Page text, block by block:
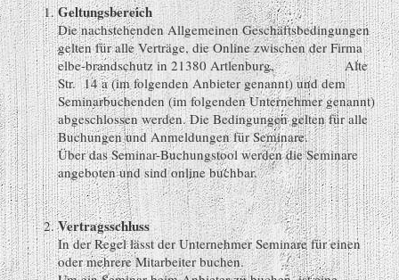
Geltungsbereich
Die nachstehenden Allgemeinen Geschäftsbedingungen
gelten für alle Verträge, die Online zwischen der Firma
elbe-brandschutz in 21380 Artlenburg, Alte
Str. 14 a (im folgenden Anbieter genannt) und dem
Seminarbuchenden (im folgenden Unternehmer genannt)
abgeschlossen werden. Die Bedingungen gelten für alle
Buchungen und Anmeldungen für Seminare.
Über das Seminar-Buchungstool werden die Seminare
angeboten und sind online buchbar.
Vertragsschluss
In der Regel lässt der Unternehmer Seminare für einen
oder mehrere Mitarbeiter buchen.